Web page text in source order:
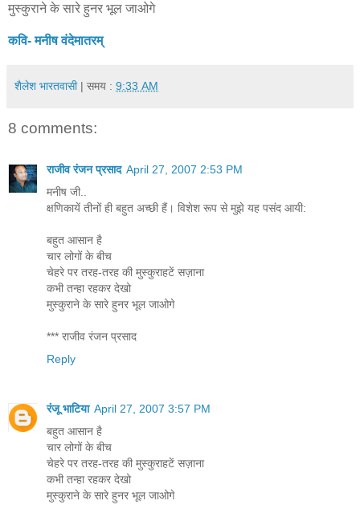
मुस्कुराने के सारे हुनर भूल जाओगे
कवि- मनीष वंदेमातरम्
शैलेश भारतवासी | समय : 9:33 AM
8 comments:
राजीव रंजन प्रसाद April 27, 2007 2:53 PM
मनीष जी..
क्षणिकायें तीनों ही बहुत अच्छी हैं। विशेश रूप से मुझे यह पसंद आयी:
बहुत आसान है
चार लोगों के बीच
चेहरे पर तरह-तरह की मुस्कुराहटें सज़ाना
कभी तन्हा रहकर देखो
मुस्कुराने के सारे हुनर भूल जाओगे
*** राजीव रंजन प्रसाद
Reply
रंजू भाटिया April 27, 2007 3:57 PM
बहुत आसान है
चार लोगों के बीच
चेहरे पर तरह-तरह की मुस्कुराहटें सज़ाना
कभी तन्हा रहकर देखो
मुस्कुराने के सारे हुनर भूल जाओगे